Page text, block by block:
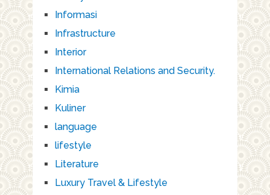
Informasi
Infrastructure
Interior
International Relations and Security.
Kimia
Kuliner
language
lifestyle
Literature
Luxury Travel & Lifestyle